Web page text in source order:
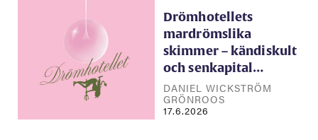
Drömhotellets
mardrömslika
skimmer – kändiskult
och senkapital…
DANIEL WICKSTRÖM
GRÖNROOS
17.6.2026